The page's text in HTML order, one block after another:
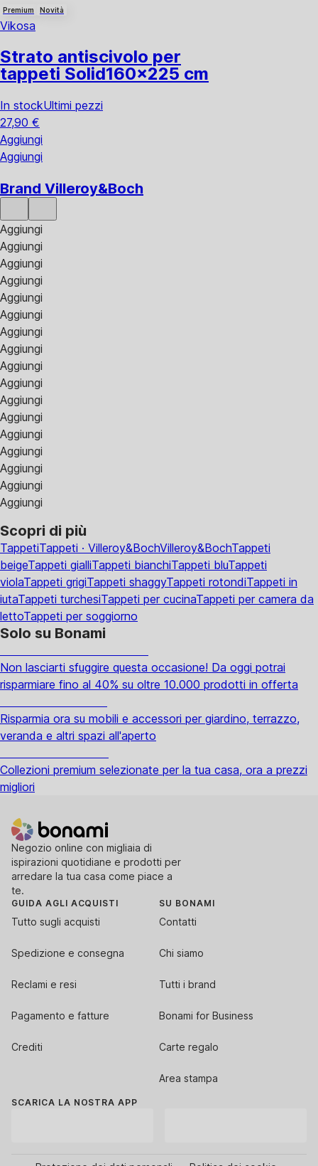
Premium Novità
Vikosa
Strato antiscivolo per
tappeti Solid160x225 cm
In stockUltimi pezzi
27,90 €
Aggiungi
Aggiungi
Brand Villeroy&Boch
Aggiungi
Aggiungi
Aggiungi
Aggiungi
Aggiungi
Aggiungi
Aggiungi
Aggiungi
Aggiungi
Aggiungi
Aggiungi
Aggiungi
Aggiungi
Aggiungi
Aggiungi
Aggiungi
Aggiungi
Scopri di più
TappetiTappeti · Villeroy&BochVilleroy&BochTappeti
beigeTappeti gialliTappeti bianchiTappeti bluTappeti
violaTappeti grigiTappeti shaggyTappeti rotondiTappeti in
iutaTappeti turchesiTappeti per cucinaTappeti per camera da
lettoTappeti per soggiorno
Solo su Bonami
Non lasciarti sfuggire questa occasione! Da oggi potrai
risparmiare fino al 40% su oltre 10.000 prodotti in offerta
Risparmia ora su mobili e accessori per giardino, terrazzo,
veranda e altri spazi all'aperto
Collezioni premium selezionate per la tua casa, ora a prezzi
migliori
Negozio online con migliaia di
ispirazioni quotidiane e prodotti per
arredare la tua casa come piace a
te.
GUIDA AGLI ACQUISTI
Tutto sugli acquisti
Spedizione e consegna
Reclami e resi
Pagamento e fatture
Crediti
SU BONAMI
Contatti
Chi siamo
Tutti i brand
Bonami for Business
Carte regalo
Area stampa
SCARICA LA NOSTRA APP